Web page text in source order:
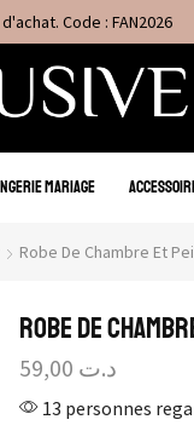
Code : FAN2026
MARIAGE
Robe De Chambre Et
Robe de
د.ت
13 personnes